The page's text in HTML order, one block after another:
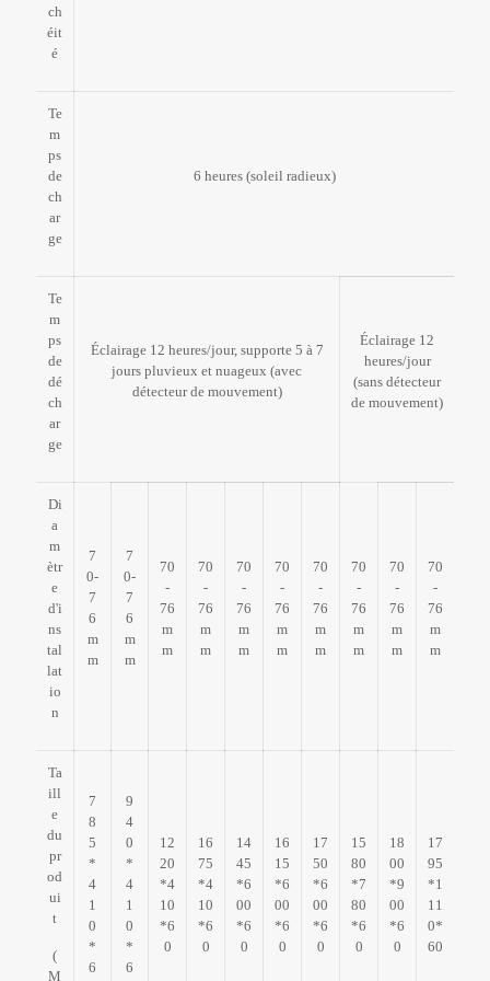
ch
éit
é
Te
m
ps
de
ch
ar
ge
6 heures (soleil radieux)
Te
m
ps
de
dé
ch
ar
ge
Éclairage 12 heures/jour, supporte 5 à 7
jours pluvieux et nuageux (avec
détecteur de mouvement)
Éclairage 12
heures/jour
(sans détecteur
de mouvement)
Di
a
m
ètr
e
d'i
ns
tal
lat
io
n
7
0-
7
6
m
m
7
0-
7
6
m
m
70
-
76
m
m
70
-
76
m
m
70
-
76
m
m
70
-
76
m
m
70
-
76
m
m
70
-
76
m
m
70
-
76
m
m
70
-
76
m
m
Ta
ill
e
du
pr
od
ui
t
(
M
7
8
5
*
4
1
0
*
6
9
4
0
*
4
1
0
*
6
12
20
*4
10
*6
0
16
75
*4
10
*6
0
14
45
*6
00
*6
0
16
15
*6
00
*6
0
17
50
*6
00
*6
0
15
80
*7
80
*6
0
18
00
*9
00
*6
0
17
95
*1
11
0*
60